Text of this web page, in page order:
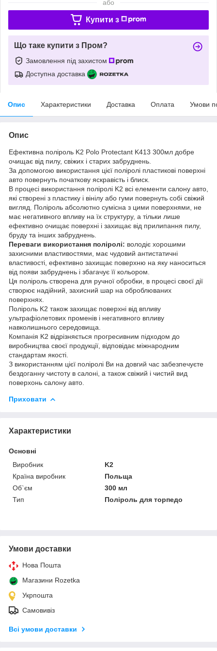
або
Купити з
Що таке купити з Пром?
Замовлення під захистом
Доступна доставка
Опис Характеристики Доставка Оплата Умови
Опис
Ефективна поліроль K2 Polo Protectant K413 300мл добре
очищає від пилу, свіжих і старих забруднень.
За допомогою використання цієї поліролі пластикові поверхні
авто повернуть початкову яскравість і блиск.
В процесі використання поліролі K2 всі елементи салону авто,
які створені з пластику і вінілу або гуми повернуть собі свіжий
вигляд. Поліроль абсолютно сумісна з цими поверхнями, не
має негативного впливу на їх структуру, а тільки лише
ефективно очищає поверхні і захищає від прилипання пилу,
бруду та інших забруднень.
Переваги використання поліролі: володіє хорошими
захисними властивостями, має чудовий антистатичні
властивості, ефективно захищає поверхню на яку наноситься
від появи забруднень і збагачує її кольором.
Ця поліроль створена для ручної обробки, в процесі своєї дії
створює надійний, захисний шар на оброблюваних
поверхнях.
Поліроль K2 також захищає поверхні від впливу
ультрафіолетових променів і негативного впливу
навколишнього середовища.
Компанія K2 відрізняється прогресивним підходом до
виробництва своєї продукції, відповідає міжнародним
стандартам якості.
З використанням цієї поліролі Ви на довгий час забезпечуєте
бездоганну чистоту в салоні, а також свіжий і чистий вид
поверхонь салону авто.
Приховати
Характеристики
Основні
Виробник
K2
Країна виробник
Польща
Об`єм
300 мл
Тип
Поліроль для торпедо
Умови доставки
Нова Пошта
Магазини Rozetka
Укрпошта
Самовивіз
Всі умови доставки